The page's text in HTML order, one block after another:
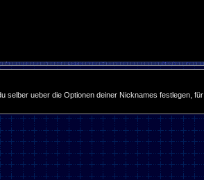
selber ueber die Optionen deiner Nicknames festlegen, für